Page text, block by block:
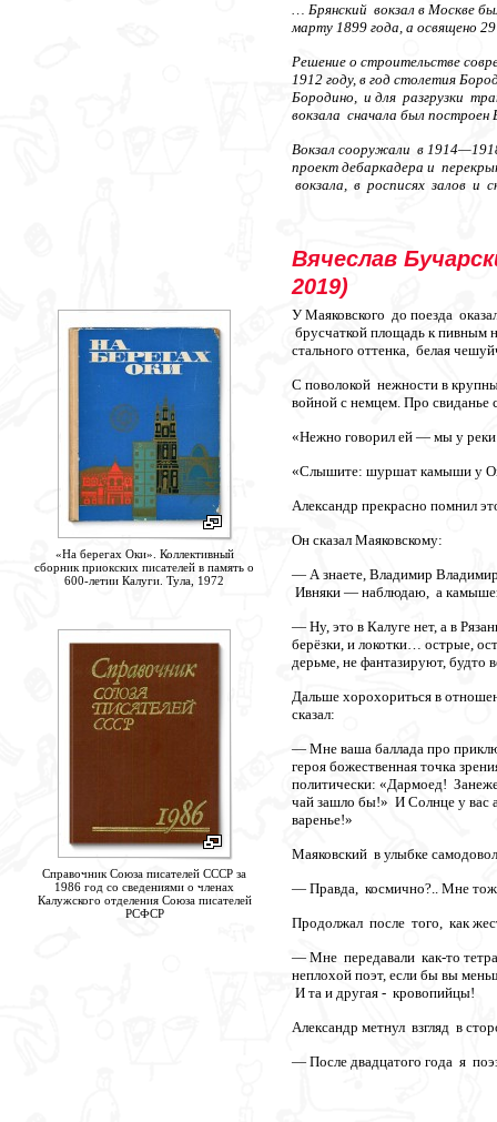
«На берегах Оки». Коллективный
сборник приокских писателей в память о
600-летии Калуги. Тула, 1972
Справочник Союза писателей СССР за
1986 год со сведениями о членах
Калужского отделения Союза писателей
РСФСР
… Брянский вокзал в Москве
марту 1899 года, а освящено
Решение о строительстве
1912 году, в год столетия
Бородино, и для разгрузки
вокзала сначала был построен
Вокзал сооружали в
проект дебаркадера и
вокзала, в росписях залов и
Вячеслав
2019)
У Маяковского до поезда
брусчаткой площадь к
стального оттенка, белая
С поволокой нежности в
войной с немцем. Про свиданье
«Нежно говорил ей — мы у
«Слышите: шуршат камыши у
Александр прекрасно помнил
Он сказал Маяковскому:
— А знаете, Владимир
Ивняки — наблюдаю, а
— Ну, это в Калуге нет, а в
берёзки, и локотки… острые,
дерьме, не фантазируют, будто
Дальше хорохориться в
сказал:
— Мне ваша баллада про
героя божественная точка
политически: «Дармоед!
чай зашло бы!» И Солнце у вас
варенье!»
Маяковский в улыбке
— Правда, космично?.. Мне
Продолжал после того, как
— Мне передавали как-то
неплохой поэт, если бы вы
И та и другая - кровопийцы!
Александр метнул взгляд в
— После двадцатого года я